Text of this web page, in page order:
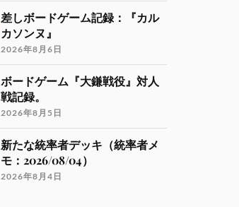
差しボードゲーム記録：『カル
カソンヌ』
2026年8月6日
ボードゲーム『大鎌戦役』対人
戦記録。
2026年8月5日
新たな統率者デッキ（統率者メ
モ：2026/08/04）
2026年8月4日